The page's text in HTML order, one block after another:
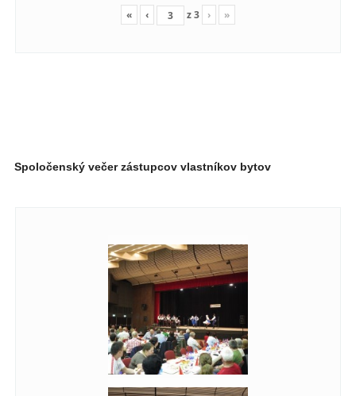
« ‹ z3 › »
Spoločenský večer zástupcov vlastníkov bytov